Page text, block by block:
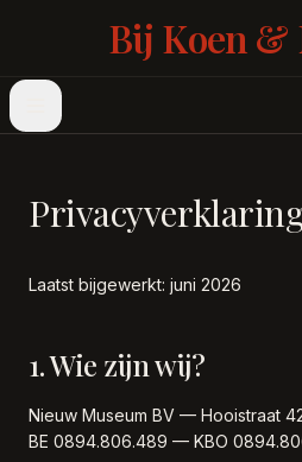
Bij Koen &
Laatst bijgewerkt: juni 2026
1. Wie zijn wij?
Nieuw Museum BV — Hooistraat
BE 0894.806.489 — KBO